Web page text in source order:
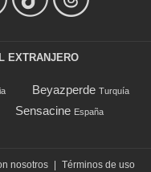
EXTRANJERO
Beyazperde Turquía
Sensacine España
nosotros | Términos de uso